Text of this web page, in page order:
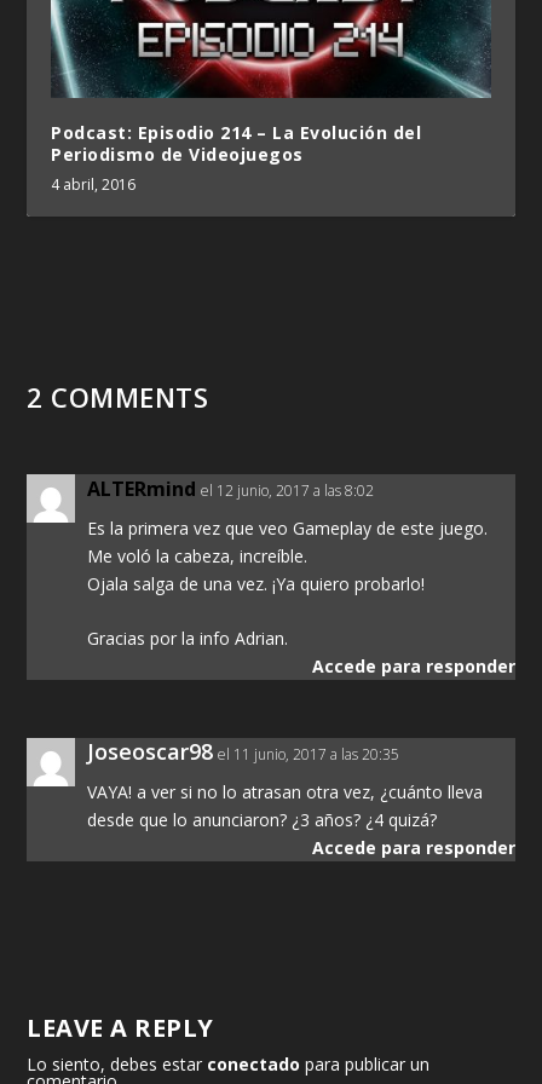
Podcast: Episodio 214 – La Evolución del
Periodismo de Videojuegos
4 abril, 2016
2 COMMENTS
ALTERmind el 12 junio, 2017 a las 8:02
Es la primera vez que veo Gameplay de este juego.
Me voló la cabeza, increíble.
Ojala salga de una vez. ¡Ya quiero probarlo!
Gracias por la info Adrian.
Accede para responder
Joseoscar98 el 11 junio, 2017 a las 20:35
VAYA! a ver si no lo atrasan otra vez, ¿cuánto lleva
desde que lo anunciaron? ¿3 años? ¿4 quizá?
Accede para responder
LEAVE A REPLY
Lo siento, debes estar conectado para publicar un